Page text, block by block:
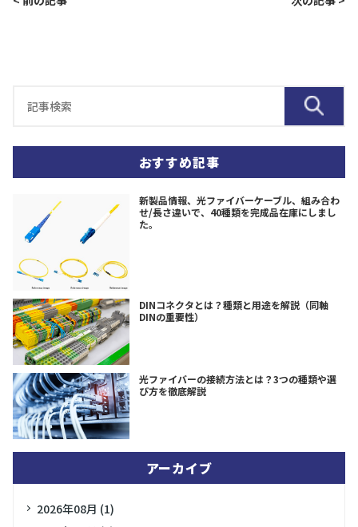
おすすめ記事
新製品情報、光ファイバーケーブル、組み合わ
せ/長さ違いで、40種類を完成品在庫にしまし
た。
DINコネクタとは？種類と用途を解説（同軸
DINの重要性）
光ファイバーの接続方法とは？3つの種類や選
び方を徹底解説
アーカイブ
2026年08月 (1)